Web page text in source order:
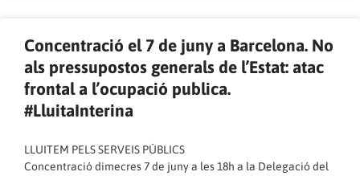
Concentració el 7 de juny a Barcelona. No
als pressupostos generals de l’Estat: atac
frontal a l’ocupació publica.
#LluitaInterina
LLUITEM PELS SERVEIS PÚBLICS
Concentració dimecres 7 de juny a les 18h a la Delegació del